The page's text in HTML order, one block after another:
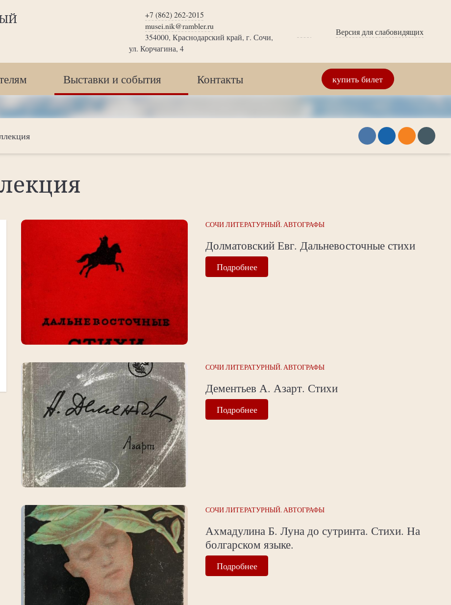
+7 (862) 262-2015
musei.nik@rambler.ru
354000, Краснодарский край, г. Сочи,
ул. Корчагина, 4
Версия для слабовидящих
Выставки и события Контакты купить билет
СОЧИ ЛИТЕРАТУРНЫЙ. АВТОГРАФЫ
Долматовский Евг. Дальневосточные стихи
Подробнее
СОЧИ ЛИТЕРАТУРНЫЙ. АВТОГРАФЫ
Дементьев А. Азарт. Стихи
Подробнее
СОЧИ ЛИТЕРАТУРНЫЙ. АВТОГРАФЫ
Ахмадулина Б. Луна до сутринта. Стихи. На
болгарском языке.
Подробнее